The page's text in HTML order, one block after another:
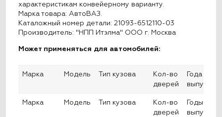
характеристикам конвейерному варианту.
Марка товара: АвтоВАЗ.
Каталожный номер детали: 21093-6512110-03
Производитель: "НПП Итэлма" ООО г. Москва
Может применяться для автомобилей:
Марка Модель Тип кузова
Кол-во
дверей
Года
выпуска
Марка Модель Тип кузова
Кол-во
дверей
Годы
выпуска